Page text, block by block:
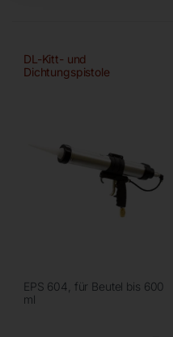
DL-Kitt- und
Dichtungspistole
EPS 604, für Beutel bis 600
ml